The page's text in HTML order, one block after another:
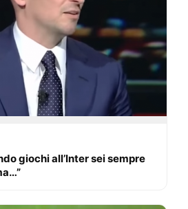
giochi all’Inter sei sempre